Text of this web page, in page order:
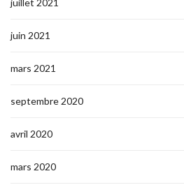
juillet 2021
juin 2021
mars 2021
septembre 2020
avril 2020
mars 2020